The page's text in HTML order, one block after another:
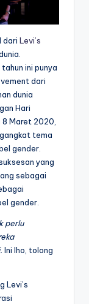
dari Levi’s
ini punya
dari
dunia
Hari
Maret 2020,
tema
gender.
yang
sebagai
gender.
perlu
Ini lho, tolong
Levi’s